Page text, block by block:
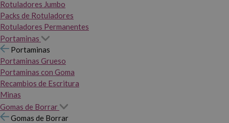
Rotuladores Jumbo
Packs de Rotuladores
Rotuladores Permanentes
Portaminas
Portaminas
Portaminas Grueso
Portaminas con Goma
Recambios de Escritura
Minas
Gomas de Borrar
Gomas de Borrar